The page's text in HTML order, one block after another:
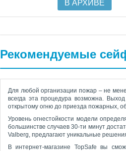
В АРХИВЕ
Рекомендуемые
Для любой организации пожар – не
всегда эта процедура возможна.
открытому огню до приезда пожарных,
Уровень огнестойкости модели
большинстве случаев 30-ти минут
Valberg, предлагают уникальные
В интернет-магазине TopSafe вы